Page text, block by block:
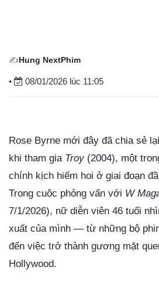
✍️Hung NextPhim
• 08/01/2026 lúc 11:05
Rose Byrne mới đây đã chia sẻ
khi tham gia Troy(2004), một
chính kịch hiếm hoi ở giai đoạn
Trong cuộc phỏng vấn với W
7/1/2026), nữ diễn viên 46 tuổi
xuất của mình — từ những bộ
đến việc trở thành gương mặt
Hollywood.